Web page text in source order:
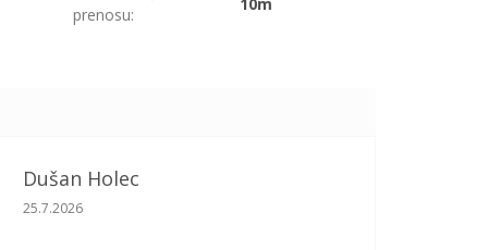
prenosu:
Dušan Holec
Hodnotenie obchodu je 5 z 5 hviezdičiek.
25.7.2026